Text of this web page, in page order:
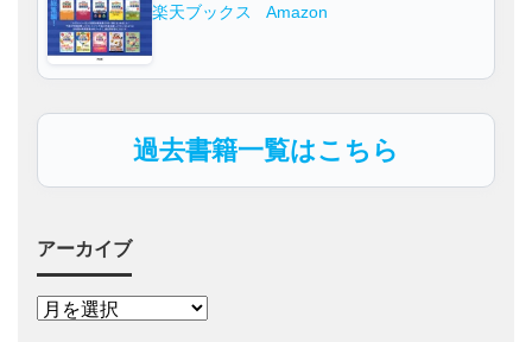
楽天ブックス Amazon
過去書籍一覧はこちら
アーカイブ